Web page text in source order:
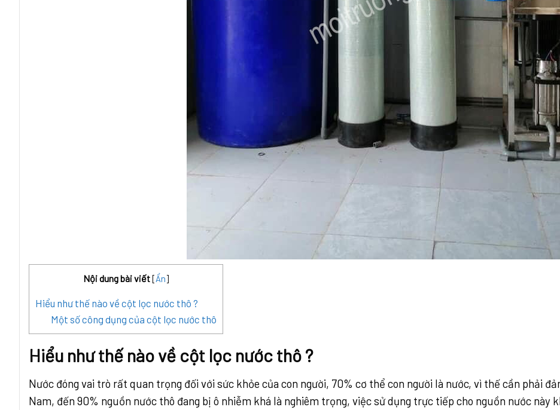
Nội dung bài viết[Ẩn]
Hiểu như thế nào về cột lọc nước thô ?
Một số công dụng của cột lọc nước thô
Hiểu như thế nào về cột lọc nước thô ?
Nước đóng vai trò rất quan trọng đối với sức khỏe của con người, 70% cơ thể con người là nước, vì thế cần phải
Nam, đến 90% nguồn nước thô đang bị ô nhiễm khá là nghiêm trọng, việc sử dụng trực tiếp cho nguồn nước này